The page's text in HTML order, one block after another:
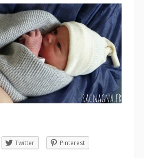
Twitter
Pinterest